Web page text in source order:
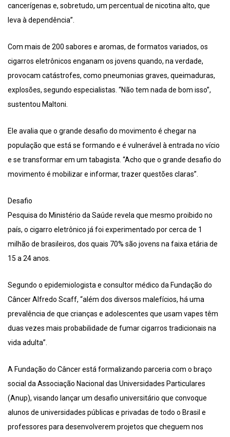
cancerígenas e, sobretudo, um percentual de nicotina alto, que
leva à dependência”.
Com mais de 200 sabores e aromas, de formatos variados, os
cigarros eletrônicos enganam os jovens quando, na verdade,
provocam catástrofes, como pneumonias graves, queimaduras,
explosões, segundo especialistas. “Não tem nada de bom isso”,
sustentou Maltoni.
Ele avalia que o grande desafio do movimento é chegar na
população que está se formando e é vulnerável à entrada no vício
e se transformar em um tabagista. “Acho que o grande desafio do
movimento é mobilizar e informar, trazer questões claras”.
Desafio
Pesquisa do Ministério da Saúde revela que mesmo proibido no
país, o cigarro eletrônico já foi experimentado por cerca de 1
milhão de brasileiros, dos quais 70% são jovens na faixa etária de
15 a 24 anos.
Segundo o epidemiologista e consultor médico da Fundação do
Câncer Alfredo Scaff, “além dos diversos malefícios, há uma
prevalência de que crianças e adolescentes que usam vapes têm
duas vezes mais probabilidade de fumar cigarros tradicionais na
vida adulta”.
A Fundação do Câncer está formalizando parceria com o braço
social da Associação Nacional das Universidades Particulares
(Anup), visando lançar um desafio universitário que convoque
alunos de universidades públicas e privadas de todo o Brasil e
professores para desenvolverem projetos que cheguem nos